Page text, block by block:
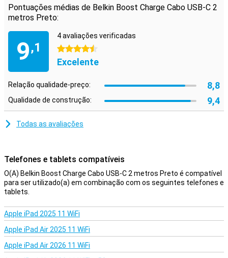
Pontuações médias de Belkin Boost Charge Cabo USB-C 2
metros Preto:
9,1
4 avaliações verificadas
4.5 estrelas
Excelente
Relação qualidade-preço: 8,8
Qualidade de construção: 9,4
Todas as avaliações
Telefones e tablets compatíveis
O(A) Belkin Boost Charge Cabo USB-C 2 metros Preto é compatível
para ser utilizado(a) em combinação com os seguintes telefones e
tablets.
Apple iPad 2025 11 WiFi
Apple iPad Air 2025 11 WiFi
Apple iPad Air 2026 11 WiFi